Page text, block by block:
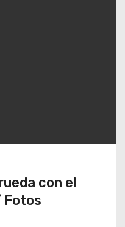
con el
Fotos